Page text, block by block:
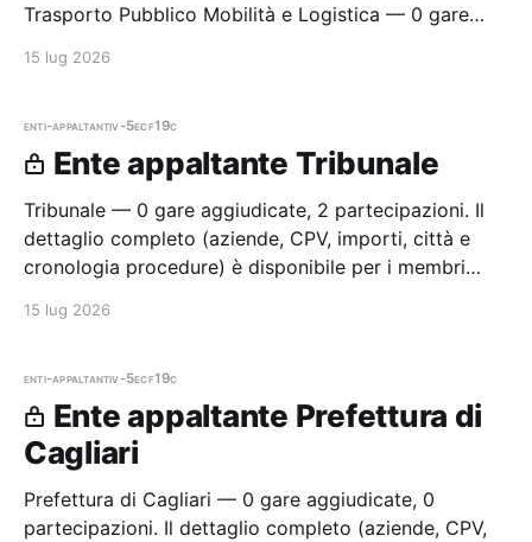
Trasporto Pubblico Mobilità e Logistica — 0 gare
(aziende, CPV, impo
15 lug 2026
enti-appaltantiv-5ecf19c
Ente appaltante Tribunale
Tribunale — 0 gare aggiudicate, 2 partecipazioni. Il
dettaglio completo (aziende, CPV, importi, città e
cronologia procedure) è disponibile per i membri
15 lug 2026
enti-appaltantiv-5ecf19c
Ente appaltante Prefettura di
Cagliari
Prefettura di Cagliari — 0 gare aggiudicate, 0
partecipazioni. Il dettaglio completo (aziende, CPV,